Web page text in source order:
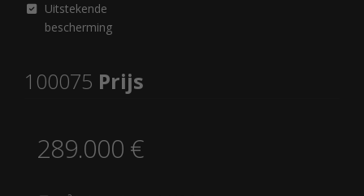
Uitstekende
bescherming
100075 Prijs
289.000 €